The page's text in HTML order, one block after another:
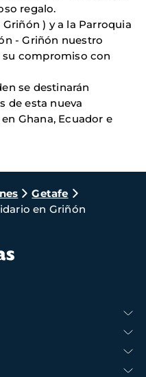
regalo.
) y a la Parroquia
- Griñón nuestro
compromiso con
se destinarán
de esta nueva
Ghana, Ecuador e
Getafe
en Griñón